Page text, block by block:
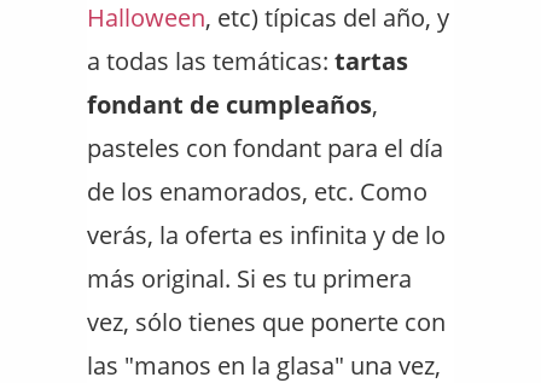
Halloween, etc) típicas del año, y
a todas las temáticas: tartas
fondant de cumpleaños,
pasteles con fondant para el día
de los enamorados, etc. Como
verás, la oferta es infinita y de lo
más original. Si es tu primera
vez, sólo tienes que ponerte con
las "manos en la glasa" una vez,